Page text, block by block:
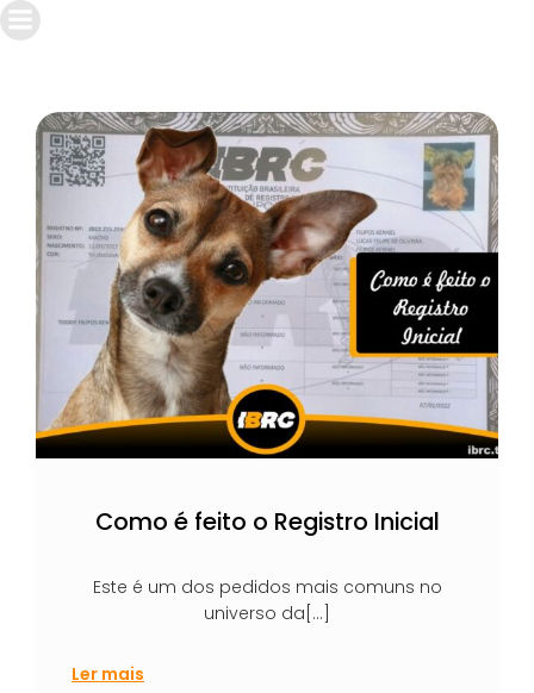
Como é feito o Registro Inicial
Este é um dos pedidos mais comuns no
universo da[…]
Ler mais